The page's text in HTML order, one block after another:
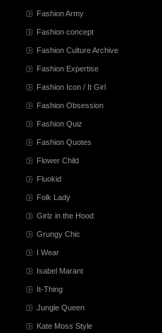
Fashion Army
Fashion concept
Fashion Culture Archive
Fashion Expertise
Fashion Icon / It Girl
Fashion Obsession
Fashion Quiz
Fashion Quotes
Flower Child
Fluokid
Folk Lady
Girlz in the Hood
Grungy Chic
I Wear
Isabel Marant
It-Thing
Jungle Queen
Kate Moss Style